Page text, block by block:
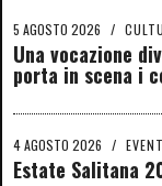
5 AGOSTO 2026 /
Una vocazione
porta in scena i
4 AGOSTO 2026 /
Estate Salitana